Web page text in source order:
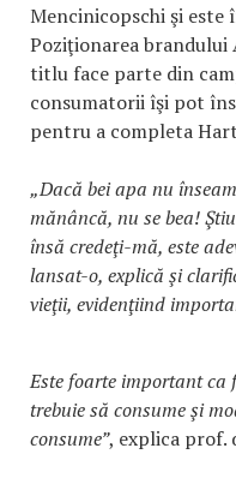
Mencinicopschi şi este
Poziţionarea brandului
titlu face parte din
consumatorii îşi pot
pentru a completa
„Dacă bei apa nu
mănâncă, nu se bea!
însă credeţi-mă, este
lansat-o, explică şi
vieţii, evidenţiind
Este foarte important ca
trebuie să consume şi
consume”, explica prof.